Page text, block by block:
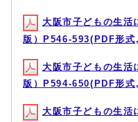
大阪市子どもの生活
版）P546-593(PDF形
大阪市子どもの生活
版）P594-650(PDF形
大阪市子どもの生活